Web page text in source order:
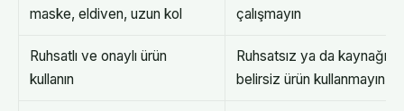
maske, eldiven, uzun kol
çalışmayın
Ruhsatlı ve onaylı ürün
kullanın
Ruhsatsız ya da kaynağı
belirsiz ürün kullanmayın